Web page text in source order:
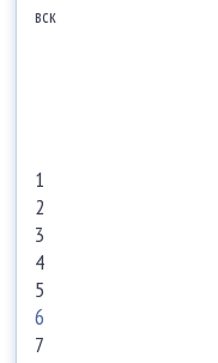
вск
1
2
3
4
5
6
7